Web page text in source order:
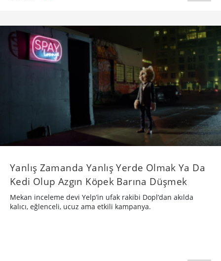
Yanlış Zamanda Yanlış Yerde Olmak Ya Da
Kedi Olup Azgın Köpek Barına Düşmek
Mekan inceleme devi Yelp’in ufak rakibi Dopl’dan akılda
kalıcı, eğlenceli, ucuz ama etkili kampanya.